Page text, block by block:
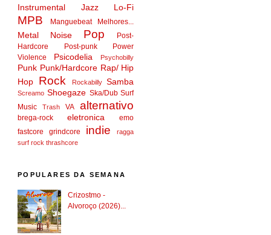
Instrumental Jazz Lo-Fi
MPB Manguebeat Melhores...
Metal Noise Pop
Post-
Hardcore
Post-punk
Power
Violence
Psicodelia Psychobilly
Punk Punk/Hardcore Rap/ Hip
Hop
Rock Rockabilly Samba
Screamo Shoegaze Ska/Dub Surf
Music
Trash VA alternativo
brega-rock eletronica
emo
fastcore
grindcore indie
ragga
surf rock thrashcore
POPULARES DA SEMANA
Crizostmo -
Alvoroço (2026)...